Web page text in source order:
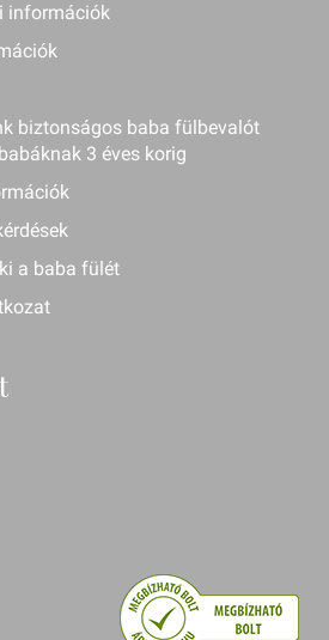
információk
biztonságos baba fülbevalót
3 éves korig
a baba fülét